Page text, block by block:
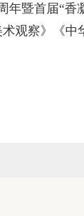
年暨首届“
观察》《